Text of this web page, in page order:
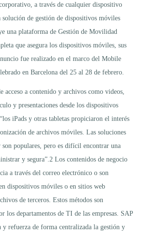
a través de cualquier dispositivo
de gestión de dispositivos móviles
una plataforma de Gestión de Movilidad
que asegura los dispositivos móviles, sus
fue realizado en el marco del Mobile
en Barcelona del 25 al 28 de febrero.
acceso a contenido y archivos como videos,
y presentaciones desde los dispositivos
iPads y otras tabletas propiciaron el interés
de archivos móviles. Las soluciones
son populares, pero es difícil encontrar una
y segura”.2 Los contenidos de negocio
a través del correo electrónico o son
dispositivos móviles o en sitios web
de terceros. Estos métodos son
los departamentos de TI de las empresas. SAP
refuerza de forma centralizada la gestión y